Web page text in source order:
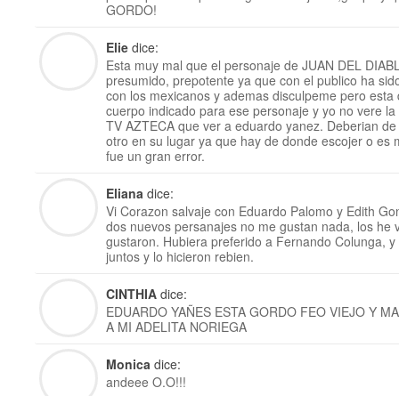
GORDO!
Elie dice:
Esta muy mal que el personaje de JUAN DEL
presumido, prepotente ya que con el publico ha
con los mexicanos y ademas disculpeme pero
cuerpo indicado para ese personaje y yo no vere
TV AZTECA que ver a eduardo yanez. Deberian
otro en su lugar ya que hay de donde escojer o es
fue un gran error.
Eliana dice:
Vi Corazon salvaje con Eduardo Palomo y Edith
dos nuevos persanajes no me gustan nada, los he
gustaron. Hubiera preferido a Fernando Colunga,
juntos y lo hicieron rebien.
CINTHIA dice:
EDUARDO YAÑES ESTA GORDO FEO VIEJO Y
A MI ADELITA NORIEGA
Monica dice:
andeee O.O!!!